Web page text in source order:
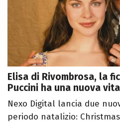
Elisa di Rivombrosa, la
Puccini ha una nuova
Nexo Digital lancia due
periodo natalizio: Christmas